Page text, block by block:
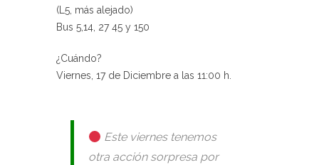
(L5, más alejado)
Bus 5,14, 27 45 y 150
¿Cuándo?
Viernes, 17 de Diciembre a las 11:00 h.
Este viernes tenemos
otra acción sorpresa por